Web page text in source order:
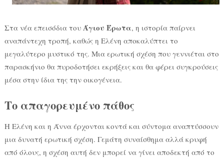
Στα νέα επεισόδια του Άγιου Έρωτα, η ιστορία παίρνει
αναπάντεχη τροπή, καθώς η Ελένη αποκαλύπτει το
μεγαλύτερο μυστικό της. Μια ερωτική σχέση που γεννιέται στο
παρασκήνιο θα πυροδοτήσει εκρήξεις και θα φέρει συγκρούσεις
μέσα στην ίδια της την οικογένεια.
Το απαγορευμένο πάθος
Η Ελένη και η Άννα έρχονται κοντά και σύντομα αναπτύσσουν
μια δυνατή ερωτική σχέση. Γεμάτη συναίσθημα αλλά κρυφή
από όλους, η σχέση αυτή δεν μπορεί να γίνει αποδεκτή από το